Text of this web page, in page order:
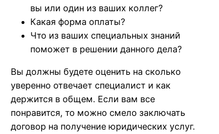
вы или один из ваших коллег?
Какая форма оплаты?
Что из ваших специальных знаний
поможет в решении данного дела?
Вы должны будете оценить на сколько
уверенно отвечает специалист и как
держится в общем. Если вам все
понравится, то можно смело заключать
договор на получение юридических услуг.